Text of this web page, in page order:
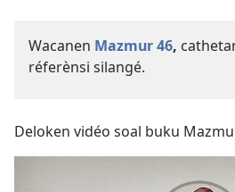
Wacanen Mazmur 46,
réferènsi silangé.
Deloken vidéo soal buku